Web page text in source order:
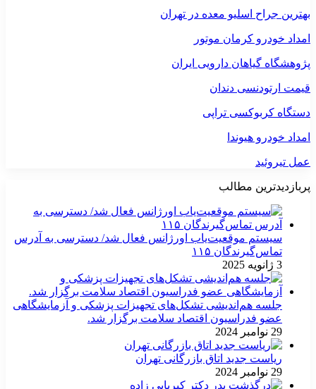
بهترین جراح اسلیو معده در تهران
امداد خودرو کرمان موتور
پژوهشگاه گیاهان دارویی ایران
قیمت ارتودنسی دندان
دستگاه کربوکسی تراپی
امداد خودرو هیوندا
عمل تیروئید
پربازدیدترین مطالب
سیستم موقعیت‌یاب اورژانس فعال شد/ دسترسی به آدرس
تماس‌گیرندگان ۱۱۵
3 ژانویه 2025
جلسه هم‌اندیشی تشکل‌های تجهیزات پزشکی و آزمایشگاهی
عضو فدراسیون اقتصاد سلامت برگزار شد.
29 نوامبر 2024
ریاست جدید اتاق بازرگانی تهران
29 نوامبر 2024